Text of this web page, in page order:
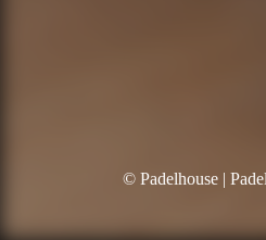
© Padelhouse |